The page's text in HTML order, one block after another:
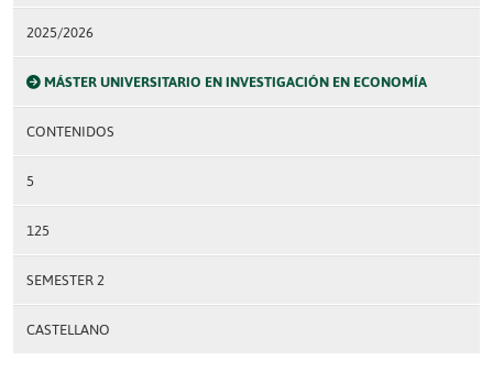
2025/2026
MÁSTER UNIVERSITARIO EN INVESTIGACIÓN EN ECONOMÍA
CONTENIDOS
5
125
SEMESTER 2
CASTELLANO